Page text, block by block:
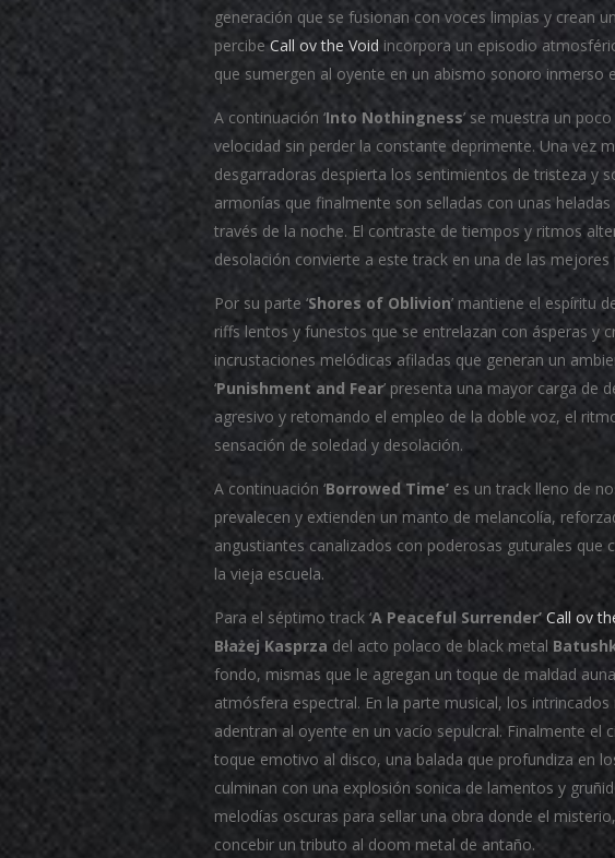
generación que se fusionan con voces limpias y crean
percibeCall ov the Void incorpora un episodio
que sumergen al oyente en un abismo sonoro inmerso
A continuación ‘Into Nothingness’ se muestra un
velocidad sin perder la constante deprimente. Una vez
desgarradoras despierta los sentimientos de tristeza y
armonías que finalmente son selladas con unas
través de la noche. El contraste de tiempos y ritmos
desolación convierte a este track en una de las mejores
Por su parte ‘Shores of Oblivion’ mantiene el espíritu
riffs lentos y funestos que se entrelazan con ásperas y
incrustaciones melódicas afiladas que generan un
‘Punishment and Fear’ presenta una mayor carga de
agresivo y retomando el empleo de la doble voz, el
sensación de soledad y desolación.
A continuación ‘Borrowed Time’ es un track lleno de
prevalecen y extienden un manto de melancolía,
angustiantes canalizados con poderosas guturales que
la vieja escuela.
Para el séptimo track ‘A Peaceful Surrender’ Call ov
Błażej Kasprza del acto polaco de black metal
fondo, mismas que le agregan un toque de maldad
atmósfera espectral. En la parte musical, los
adentran al oyente en un vacío sepulcral. Finalmente el
toque emotivo al disco, una balada que profundiza en
culminan con una explosión sonica de lamentos y
melodías oscuras para sellar una obra donde el
concebir un tributo al doom metal de antaño.